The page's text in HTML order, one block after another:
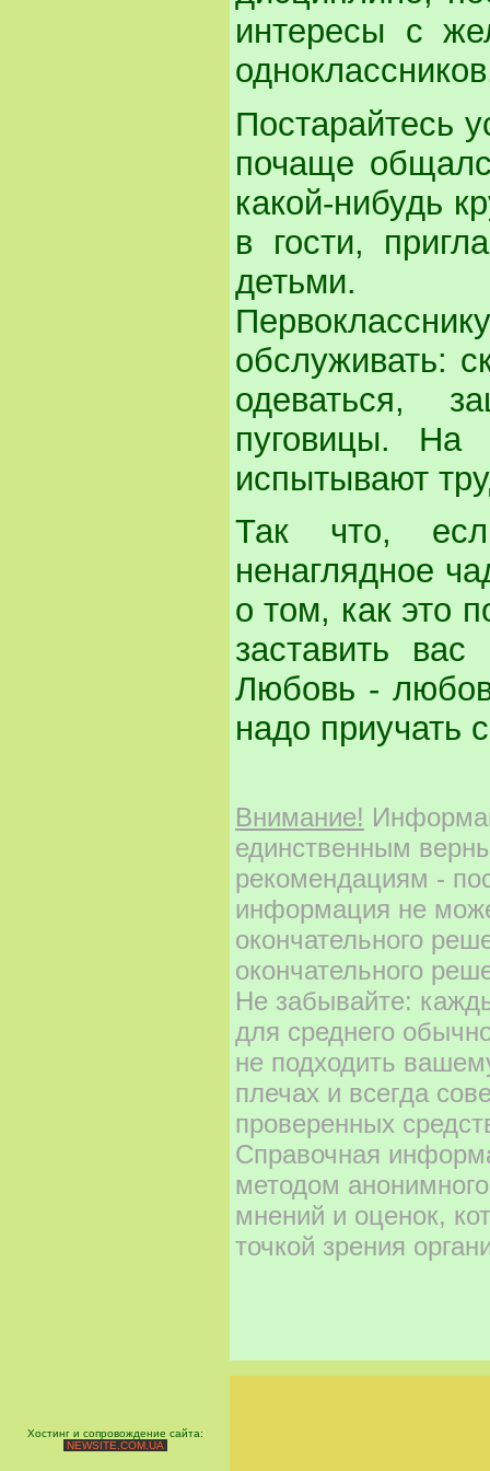
интересы с
Постарайтесь
почаще
какой-нибудь
в гости,
детьми.
обслуживать:
одеваться,
пуговицы. На
испытывают
Так что,
ненаглядное
о том, как это
заставить
Любовь -
надо приучать
Внимание!
единственным
рекомендациям -
информация не
окончательного
окончательного
Не забывайте:
для среднего
не подходить
плечах и всегда
проверенных
Справочная
методом
мнений и оценок,
точкой зрения
Хостинг и сопровождение сайта:
NEWSITE.COM.UA